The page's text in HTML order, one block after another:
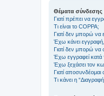
Θέματα σύνδεσης
Γιατί πρέπει να
Τι είναι το COPPA;
Γιατί δεν μπορώ
Έχω κάνει
Γιατί δεν μπορώ
Έχω εγγραφεί
Έχω ξεχάσει τον
Γιατί αποσυνδέομαι
Τι κάνει η